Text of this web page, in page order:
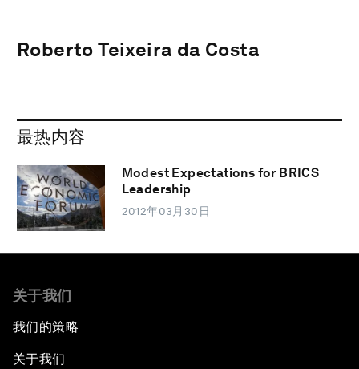
Roberto Teixeira da Costa
最热内容
Modest Expectations for BRICS
Leadership
2012年03月30日
关于我们
我们的策略
关于我们